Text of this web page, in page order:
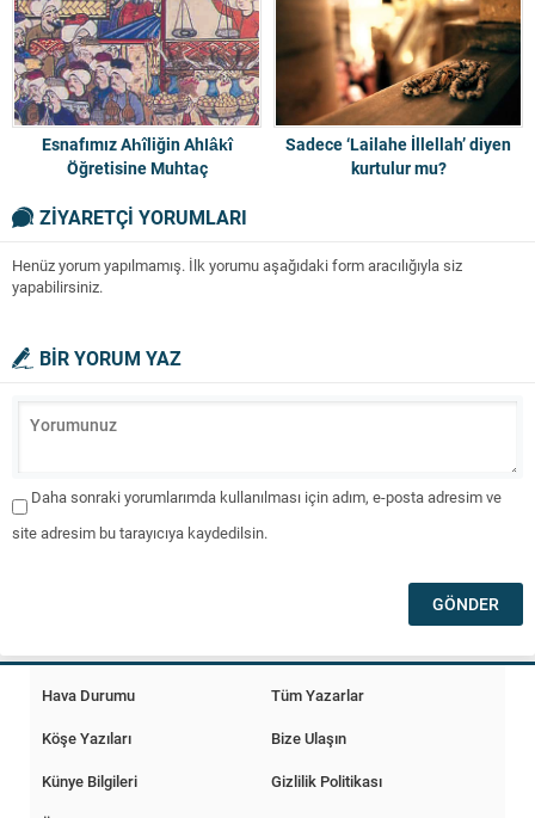
Esnafımız Ahîliğin Ahlâkî
Öğretisine Muhtaç
Sadece ‘Lailahe İllellah’ diyen
kurtulur mu?
ZİYARETÇİ YORUMLARI
Henüz yorum yapılmamış. İlk yorumu aşağıdaki form aracılığıyla siz
yapabilirsiniz.
BİR YORUM YAZ
Daha sonraki yorumlarımda kullanılması için adım, e-posta adresim ve
site adresim bu tarayıcıya kaydedilsin.
Hava Durumu
Tüm Yazarlar
Köşe Yazıları
Bize Ulaşın
Künye Bilgileri
Gizlilik Politikası